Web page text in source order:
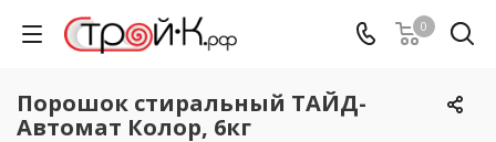
0
Порошок стиральный ТАЙД-
Автомат Колор, 6кг